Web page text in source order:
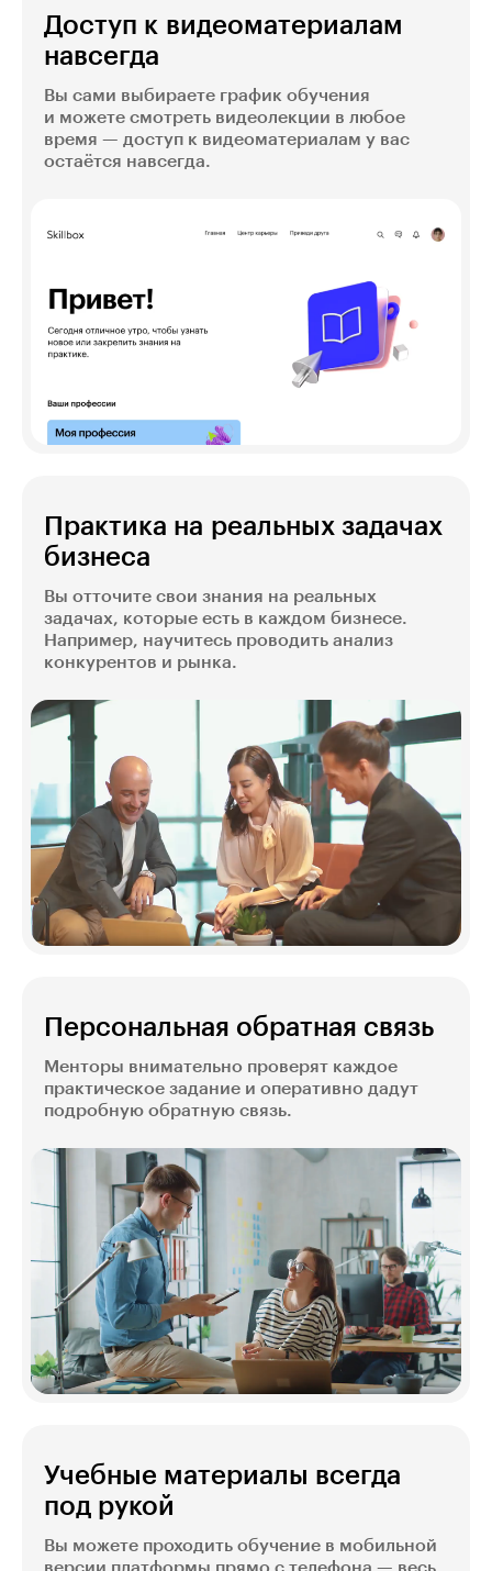
Доступ к видеоматериалам
навсегда
Вы сами выбираете график обучения
и можете смотреть видеолекции в любое
время — доступ к видеоматериалам у вас
остаётся навсегда.
Практика на реальных задачах
бизнеса
Вы отточите свои знания на реальных
задачах, которые есть в каждом бизнесе.
Например, научитесь проводить анализ
конкурентов и рынка.
Персональная обратная связь
Менторы внимательно проверят каждое
практическое задание и оперативно дадут
подробную обратную связь.
Учебные материалы всегда
под рукой
Вы можете проходить обучение в мобильной